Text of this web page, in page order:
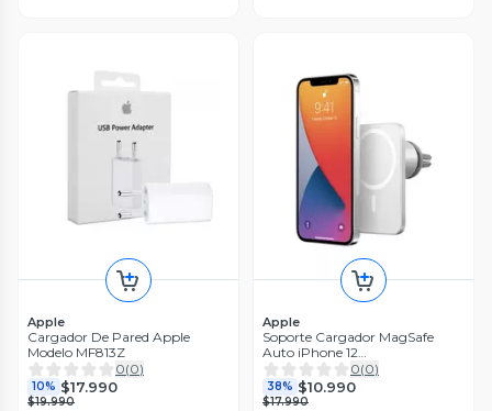
Apple
Cargador De Pared Apple
Modelo MF813Z
0(0)
10% $17.990
$19.990
Apple
Soporte Cargador MagSafe
Auto iPhone 12
Reacondicionado
0(0)
38% $10.990
$17.990